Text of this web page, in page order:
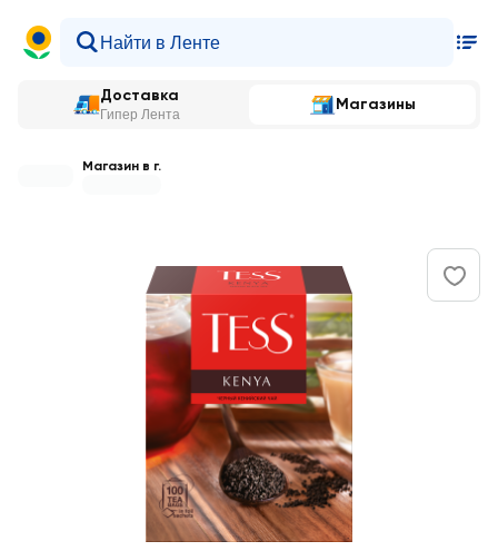
Доставка
Гипер Лента
Магазины
Магазин в г.